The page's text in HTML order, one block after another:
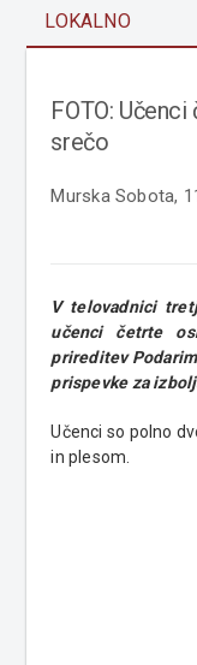
LOKALNO
FOTO:
srečo
Murska Sobota,
V telovadnici
učenci četrte
prireditev
prispevke za
Učenci so polno
in plesom.